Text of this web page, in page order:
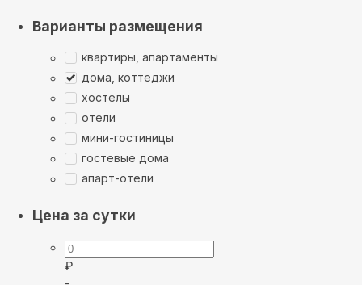
Варианты размещения
квартиры, апартаменты
дома, коттеджи
хостелы
отели
мини-гостиницы
гостевые дома
апарт-отели
Цена за сутки
₽